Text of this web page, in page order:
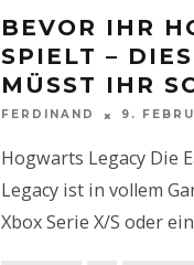
BEVOR IHR
SPIELT –
MÜSST IHR
FERDINAND 9.
Hogwarts Legacy Die
Legacy ist in vollem
Xbox Serie X/S oder